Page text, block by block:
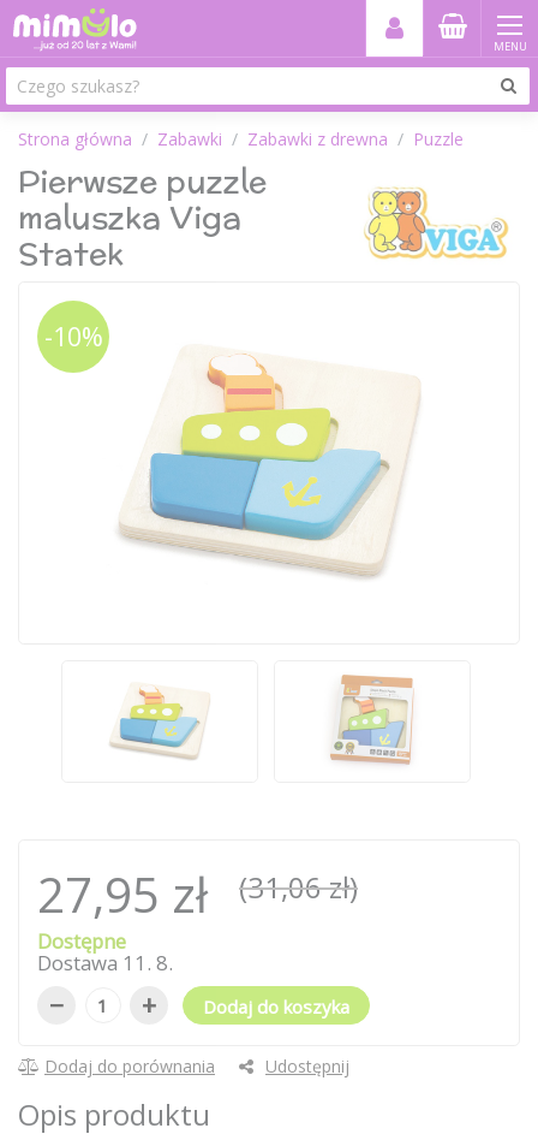
MENU
Strona główna Zabawki Zabawki z drewna Puzzle
Pierwsze puzzle
maluszka Viga
Statek
-10%
27,95 zł (31,06 zł)
Dostępne
Dostawa 11 . 8.
− + Dodaj do koszyka
Dodaj do porównania Udostępnij
Opis produktu